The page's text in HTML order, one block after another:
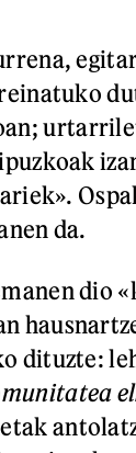
da.
dio
dituzte: